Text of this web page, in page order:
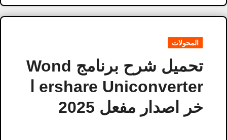
المحولات
تحميل شرح برنامج Wond
خر اصدار مفعل 2025